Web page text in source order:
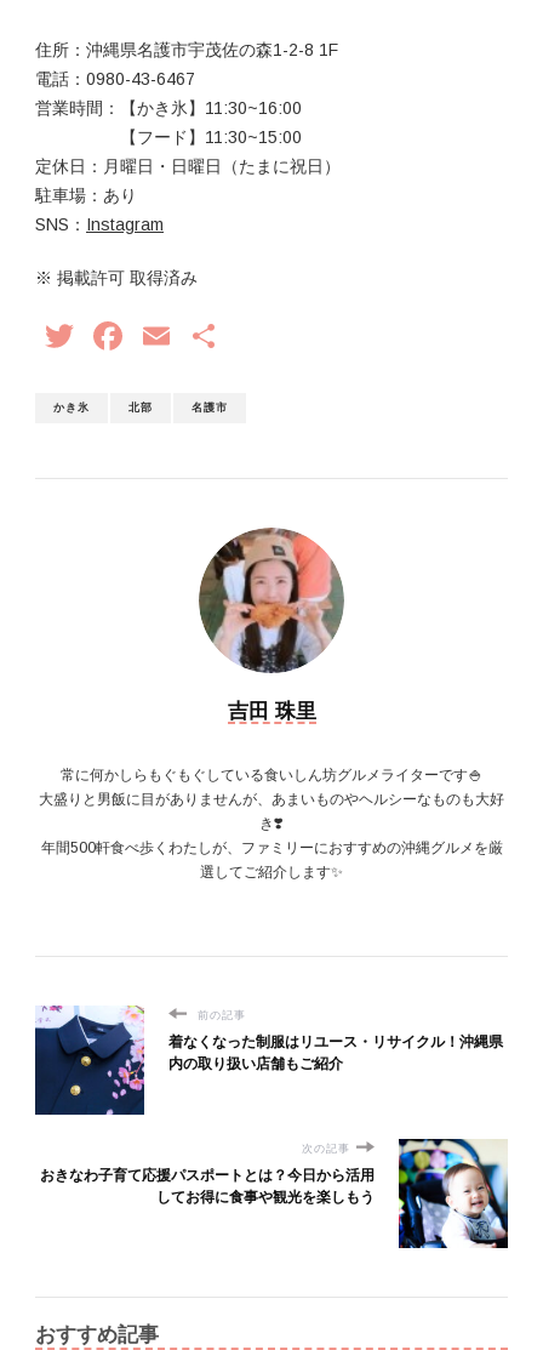
住所：沖縄県名護市宇茂佐の森1-2-8 1F
電話：0980-43-6467
営業時間：【かき氷】11:30~16:00
【フード】11:30~15:00
定休日：月曜日・日曜日（たまに祝日）
駐車場：あり
SNS： Instagram
※ 掲載許可 取得済み
TwitterFacebook
Email
かき氷 北部 名護市
吉田 珠里
常に何かしらもぐもぐしている食いしん坊グルメライターです🍚
大盛りと男飯に目がありませんが、あまいものやヘルシーなものも大好
き❣️
年間500軒食べ歩くわたしが、ファミリーにおすすめの沖縄グルメを厳
選してご紹介します✨
前の記事
着なくなった制服はリユース・リサイクル！沖縄県
内の取り扱い店舗もご紹介
次の記事
おきなわ子育て応援パスポートとは？今日から活用
してお得に食事や観光を楽しもう
おすすめ記事